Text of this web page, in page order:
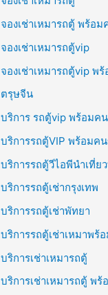
จองเช่าเหมารถตู้ พร้อ
จองเช่าเหมารถตู้vip
จองเช่าเหมารถตู้vip พ
ตรุษจีน
บริการ รถตู้vip พร้อมค
บริการรถตู้VIP พร้อมค
บริการรถตู้วีไอพีนำเที่ย
บริการรถตู้เช่ากรุงเทพ
บริการรถตู้เช่าพัทยา
บริการรถตู้เช่าเหมาพร้
บริการเช่าเหมารถตู้
บริการเช่าเหมารถตู้ พ